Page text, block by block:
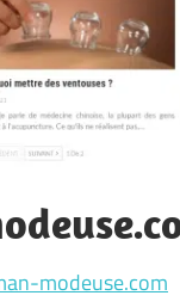
modeuse.com